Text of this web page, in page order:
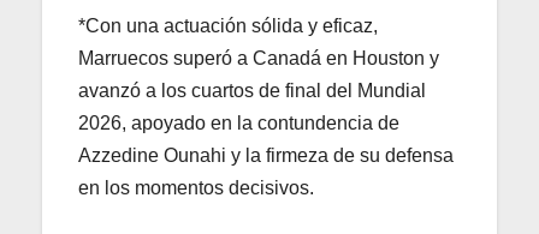
*Con una actuación sólida y eficaz,
Marruecos superó a Canadá en Houston y
avanzó a los cuartos de final del Mundial
2026, apoyado en la contundencia de
Azzedine Ounahi y la firmeza de su defensa
en los momentos decisivos.